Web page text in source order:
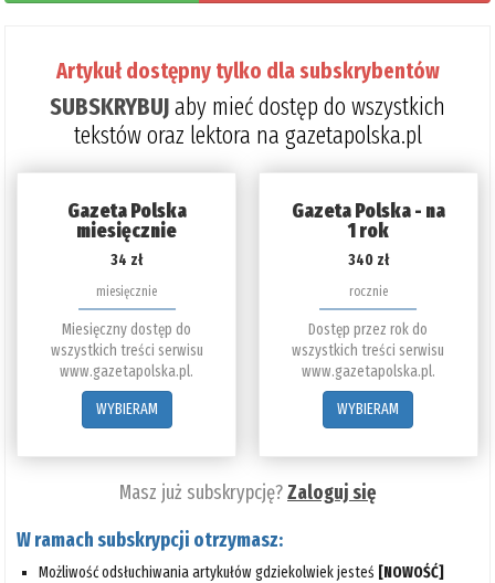
Artykuł dostępny tylko dla subskrybentów
SUBSKRYBUJaby mieć dostęp do wszystkich
tekstów oraz lektora na gazetapolska.pl
Gazeta Polska
miesięcznie
34 zł
miesięcznie
Miesięczny dostęp do
wszystkich treści serwisu
www.gazetapolska.pl.
WYBIERAM
Gazeta Polska - na
1 rok
340 zł
rocznie
Dostęp przez rok do
wszystkich treści serwisu
www.gazetapolska.pl.
WYBIERAM
Masz już subskrypcję?Zaloguj się
W ramach subskrypcji otrzymasz:
Możliwość odsłuchiwania artykułów gdziekolwiek jesteś [NOWOŚĆ]